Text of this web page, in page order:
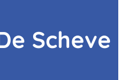
Scheve